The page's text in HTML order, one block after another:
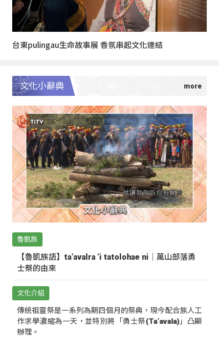
台東pulingau生命故事展 香氛串起文化連結
文化小辭典
魯凱族
【魯凱族語】ta‘avalra ‘i tatolohae ni｜萬山部落勇
士祭的由來
文化介紹
傳統祖靈祭是一系列為期四個月的祭典，現今配合族人工
作求學濃縮為一天，並特別將「勇士祭(Ta‘avala)」凸顯
辦理。